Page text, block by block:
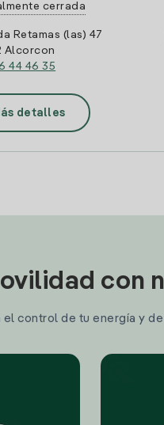
cerrada
Retamas (las) 47
Alcorcon
44 46 35
detalles
con
control de tu energía y